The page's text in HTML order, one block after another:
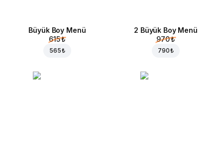
Büyük Boy Menü
615 ₺
565 ₺
2 Büyük Boy Menü
970 ₺
790 ₺